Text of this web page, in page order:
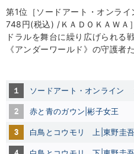
第1位［ソードアート・オン
748円(税込) /ＫＡＤＯＫＡＷＡ
ドラルを舞台に繰り広げられる
《アンダーワールド》の守護者
１ ソードアート・オンライ
2 赤と青のガウン|彬子女王
3 白鳥とコウモリ 上|東野圭吾